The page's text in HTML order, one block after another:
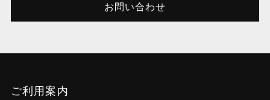
お問い合わせ
ご利用案内